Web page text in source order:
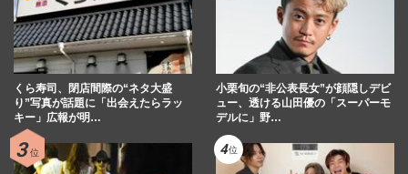
くら寿司、閉店間際の“ネタ大盛
り”写真が話題に「出会えたらラッ
キー」広報が明…
小栗旬の“非公表長女”が顔隠しデビ
ュー、透ける山田優の「スーパーモ
デルに」野…